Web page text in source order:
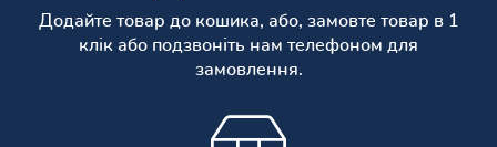
Додайте товар до кошика, або, замовте товар в 1
клік або подзвоніть нам телефоном для
замовлення.